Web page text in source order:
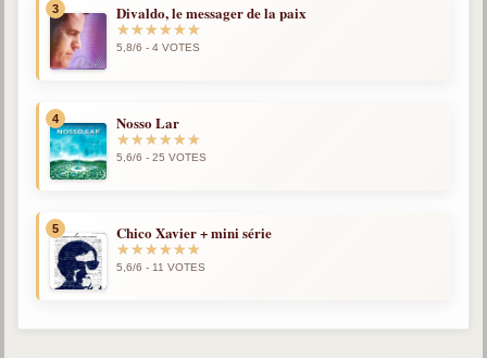
France
Belgique, Lux. et Canada
Fédérations spirites
Médias spirites
3 Divaldo, le messager de la paix
5,8/6 - 4 VOTES
4 Nosso Lar
5,6/6 - 25 VOTES
5 Chico Xavier + mini série
5,6/6 - 11 VOTES